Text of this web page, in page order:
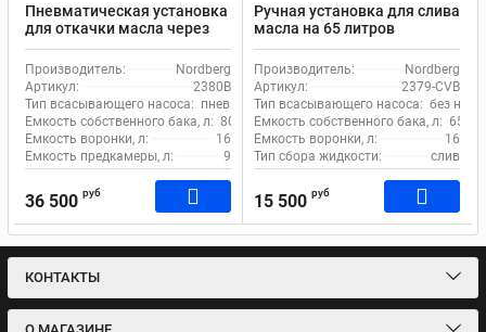
Пневматическая установка
для откачки масла через
щуп на 80 литров Nordberg
2380B
Производитель:
Nordberg
Артикул:
2380B
Тип всасывающего насоса: пневматический
Емкость собственного бака, л: 80
Емкость воронки, л:
16
Емкость предкамеры, л:
9
36 500 руб
Ручная установка для слива
масла на 65 литров
Nordberg 2379-CVB
Производитель:
Nordberg
Артикул:
2379-CVB
Тип всасывающего насоса: без
Емкость собственного бака, л: 65
Емкость воронки, л:
16
Тип сбора жидкости:
слив
15 500 руб
КОНТАКТЫ